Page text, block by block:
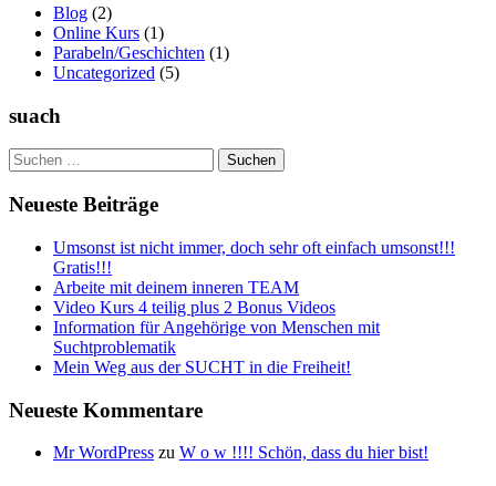
Blog (2)
Online Kurs (1)
Parabeln/Geschichten (1)
Uncategorized (5)
suach
Suchen
nach:
Neueste Beiträge
Umsonst ist nicht immer, doch sehr oft einfach umsonst!!!
Gratis!!!
Arbeite mit deinem inneren TEAM
Video Kurs 4 teilig plus 2 Bonus Videos
Information für Angehörige von Menschen mit
Suchtproblematik
Mein Weg aus der SUCHT in die Freiheit!
Neueste Kommentare
Mr WordPress zu W o w !!!! Schön, dass du hier bist!